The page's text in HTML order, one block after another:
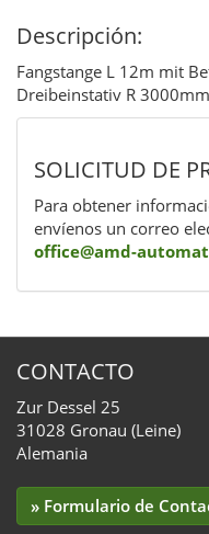
Descripción:
Fangstange L 12m mit
Dreibeinstativ R 3000mm
SOLICITUD DE
Para obtener
envíenos un correo
office@amd-
CONTACTO
Zur Dessel 25
31028 Gronau (Leine)
Alemania
» Formulario de